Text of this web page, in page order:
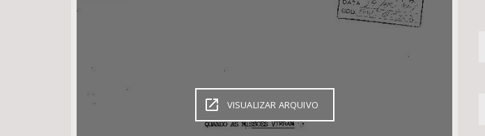
Área de Levantamento
VISUALIZAR ARQUIVO